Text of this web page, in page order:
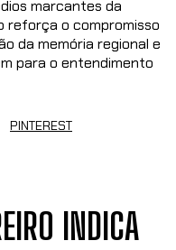
marcantes da
reforça o compromisso
da memória regional e
para o entendimento
PINTEREST
INDICA